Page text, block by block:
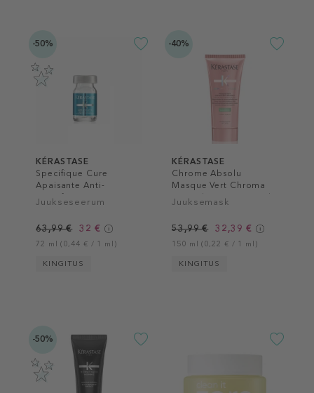
-50%
KÉRASTASE
Specifique Cure
Apaisante Anti-
Inconforts
Juukseseerum
63,99 € 32 €
72 ml (0,44 € / 1 ml)
KINGITUS
-40%
KÉRASTASE
Chrome Absolu
Masque Vert Chroma
Neutralisant Hair Mask
Juuksemask
53,99 € 32,39 €
150 ml (0,22 € / 1 ml)
KINGITUS
-50%